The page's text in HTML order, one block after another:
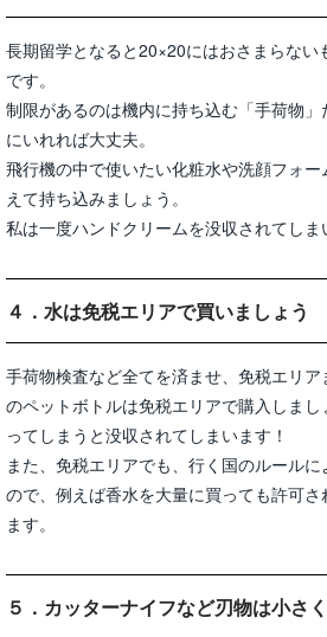
長期留学となると20×20にはおさまらない
です。
制限があるのは機内に持ち込む「手荷物」
にいれれば大丈夫。
飛行機の中で使いたい化粧水や洗顔フォ
えて持ち込みましょう。
私は一度ハンドクリームを没収されてしま
４．水は免税エリアで買いましょう
手荷物検査など全てを済ませ、免税エリ
のペットボトルは免税エリアで購入しま
ってしまうと没収されてしまいます！
また、免税エリアでも、行く国のルール
ので、例えば香水を大量に買っても許可
ます。
５．カッターナイフなど刃物は小さ